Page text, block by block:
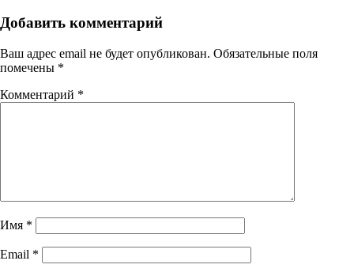
Добавить комментарий
Ваш адрес email не будет опубликован. Обязательные поля
помечены *
Комментарий *
Имя *
Email *